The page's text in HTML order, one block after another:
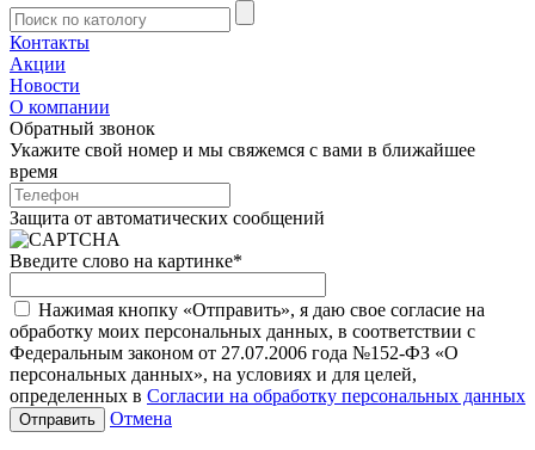
Контакты
Акции
Новости
О компании
Обратный звонок
Укажите свой номер и мы свяжемся с вами в ближайшее
время
Защита от автоматических сообщений
Введите слово на картинке*
Нажимая кнопку «Отправить», я даю свое согласие на
обработку моих персональных данных, в соответствии с
Федеральным законом от 27.07.2006 года №152-ФЗ «О
персональных данных», на условиях и для целей,
определенных в Согласии на обработку персональных данных
Отмена